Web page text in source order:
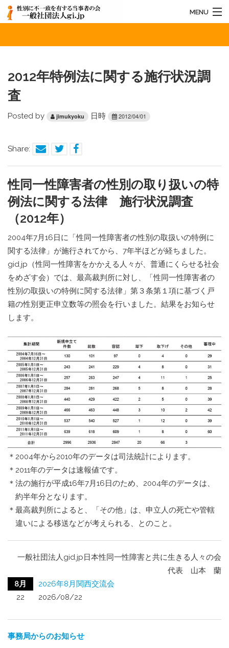
MENU
お知らせ
活動内容
2012年特例法に関する施行状況調
査
Posted by jimukyoku 日時 2012/04/01
Share:
性同一性障害者の性別の取り扱いの特
例法に関する法律 施行状況調査
（2012年）
2004年7月16日に「性同一性障害者の性別の取扱いの特例に
関する法律」が施行されてから、7年半ほどが経ちました。
gid.jp（性同一性障害をかかえる人々が、普通にくらせる社会
をめざす会）では、最高裁判所に対し、「性同一性障害者の
性別の取扱いの特例に関する法律」第３条第１項に基づく戸
籍の性別更正申立数等の照会を行いました。結果をお知らせ
します。
＊2004年から2010年のデータは司法統計によります。
＊2011年のデータは速報値です。
＊法の施行が平成16年7月16日のため、2004年のデータは、
約半年分となります。
＊最高裁判所によると、「その他」は、申立人の死亡や管轄
違いによる移送などが考えられる、とのこと。
一般社団法人gid.jp日本性同一性障害と共に生きる人々の会
代表 山本 蘭
8月
22
2026年8月関西交流会
2026/08/22
事務局からのお知らせ